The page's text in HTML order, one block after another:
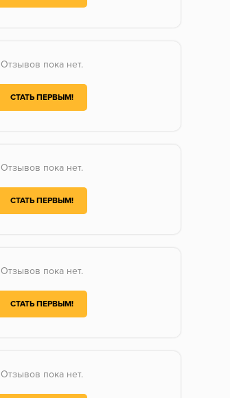
Отзывов пока нет.
СТАТЬ ПЕРВЫМ!
Отзывов пока нет.
СТАТЬ ПЕРВЫМ!
Отзывов пока нет.
СТАТЬ ПЕРВЫМ!
Отзывов пока нет.